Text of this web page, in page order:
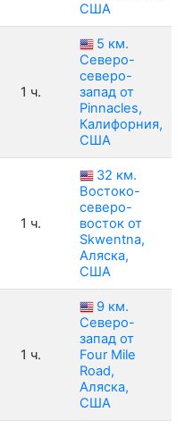
США
1 ч.
5 км.
Северо-
северо-
запад от
Pinnacles,
Калифорния,
США
1 ч.
32 км.
Востоко-
северо-
восток от
Skwentna,
Аляска,
США
1 ч.
9 км.
Северо-
запад от
Four Mile
Road,
Аляска,
США